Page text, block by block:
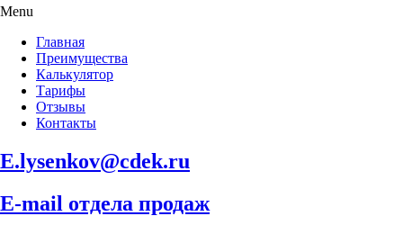
Menu
Главная
Преимущества
Калькулятор
Тарифы
Отзывы
Контакты
E.lysenkov@cdek.ru
E-mail отдела продаж